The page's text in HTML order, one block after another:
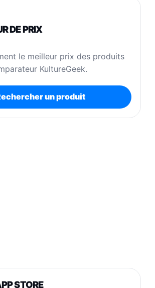
DE PRIX
le meilleur prix des produits
KultureGeek.
un produit
STORE